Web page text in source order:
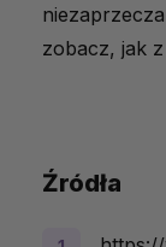
zobacz, jak
Źródła